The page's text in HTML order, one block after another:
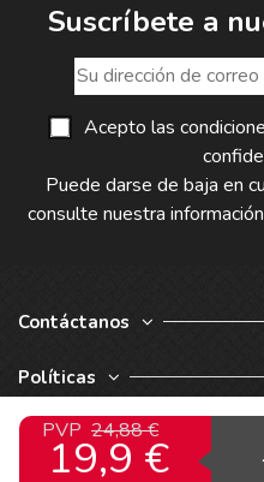
PVP 24,88 €
19,9 €
Suscríbete a
Acepto las
Puede darse de baja en
consulte nuestra
Contáctanos
Políticas
Nuestra Empresa